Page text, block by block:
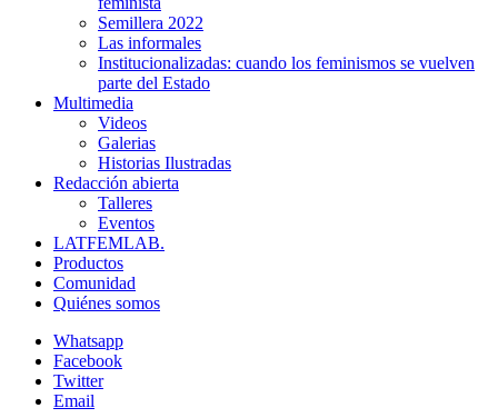
Semillera 2022
Las informales
Institucionalizadas: cuando los feminismos se vuelven
parte del Estado
Multimedia
Videos
Galerias
Historias Ilustradas
Redacción abierta
Talleres
Eventos
LATFEMLAB.
Productos
Comunidad
Quiénes somos
Whatsapp
Facebook
Twitter
Email